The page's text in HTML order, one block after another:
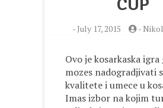
CUP
- July 17, 2015 -
Ovo je kosarkaska igra
mozes nadogradjivati
kvalitete i umece u
Imas izbor na kojim